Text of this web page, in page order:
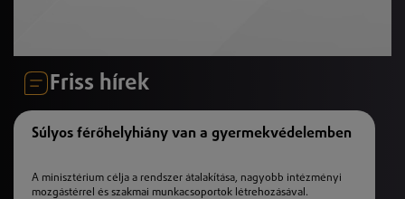
Friss hírek
Súlyos férőhelyhiány van a gyermekvédelemben
A minisztérium célja a rendszer átalakítása, nagyobb intézményi
mozgástérrel és szakmai munkacsoportok létrehozásával.